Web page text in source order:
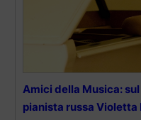
Amici della Musica:
pianista russa Violetta